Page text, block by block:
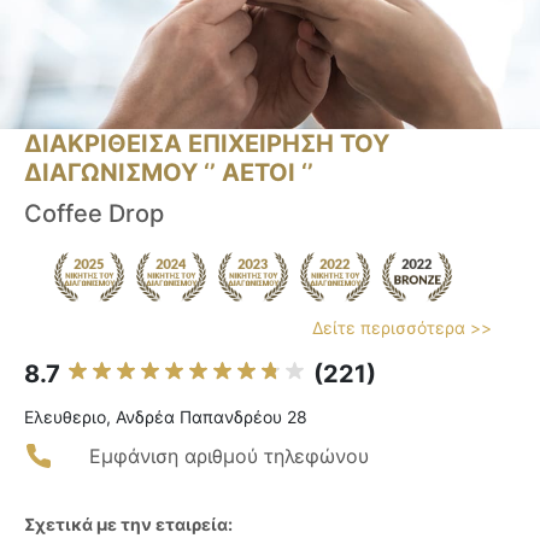
ΔΙΑΚΡΙΘΕΙΣΑ ΕΠΙΧΕΙΡΗΣΗ ΤΟΥ
ΔΙΑΓΩΝΙΣΜΟΥ ‘’ ΑΕΤΟΙ ‘’
Coffee Drop
Δείτε περισσότερα >>
8.7 (221)
Ελευθεριο, Ανδρέα Παπανδρέου 28
Εμφάνιση αριθμού τηλεφώνου
Σχετικά με την εταιρεία: